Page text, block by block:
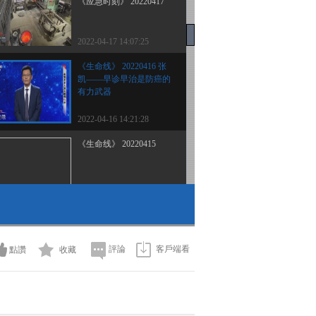
2022-04-17 14:07:25
《生命线》 20220416 张
凯——早诊早治是防癌的
有力武器
2022-04-16 14:21:28
《生命线》 20220415
2022-04-14 13:09:34
點讚 收藏 評論 客戶端看